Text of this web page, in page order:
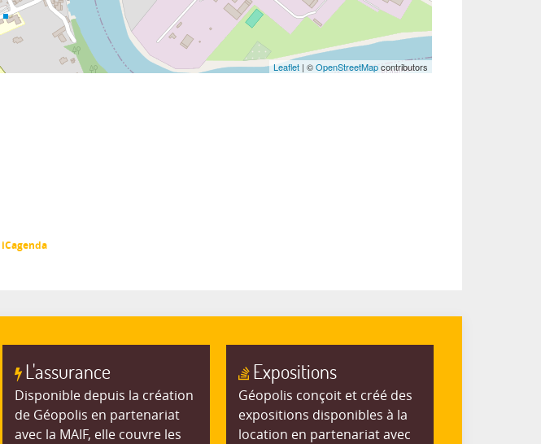
Leaflet | ©OpenStreetMapcontributors
iCagenda
L'assurance
Disponible depuis la création
de Géopolis en partenariat
avec la MAIF, elle couvre les
Expositions
Géopolis conçoit et créé des
expositions disponibles à la
location en partenariat avec